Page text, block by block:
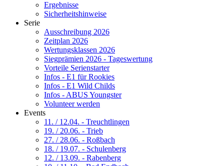
Ergebnisse
Sicherheitshinweise
Serie
Ausschreibung 2026
Zeitplan 2026
Wertungsklassen 2026
Siegprämien 2026 - Tageswertung
Vorteile Serienstarter
Infos - E1 für Rookies
Infos - E1 Wild Childs
Infos - ABUS Youngster
Volunteer werden
Events
11. / 12.04. - Treuchtlingen
19. / 20.06. - Trieb
27. / 28.06. - Roßbach
18. / 19.07. - Schulenberg
12. / 13.09. - Rabenberg